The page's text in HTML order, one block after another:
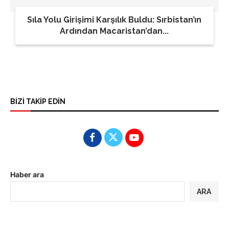
Sıla Yolu Girişimi Karşılık Buldu: Sırbistan’ın
Ardından Macaristan’dan...
BİZİ TAKİP EDİN
Haber ara
ARA